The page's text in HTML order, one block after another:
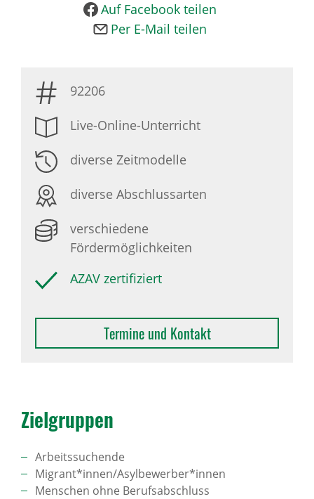
Auf Facebook teilen
Per E-Mail teilen
92206
Live-Online-Unterricht
diverse Zeitmodelle
diverse Abschlussarten
verschiedene
Fördermöglichkeiten
AZAV zertifiziert
Termine und Kontakt
Ziel­gruppen
Arbeitssuchende
Migrant*innen/Asylbewerber*innen
Menschen ohne Berufsabschluss